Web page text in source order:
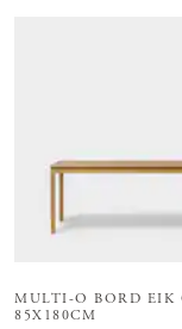
MULTI-O BORD EIK
85X180CM